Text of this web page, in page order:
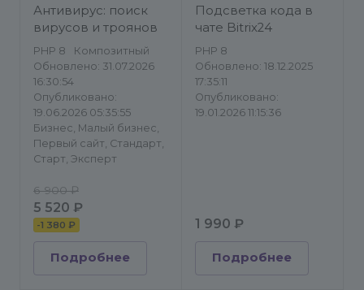
разработчиков/
Инструменты
Антивирус: поиск
вирусов и троянов
PHP 8
Композитный
Обновлено: 31.07.2026
16:30:54
Опубликовано:
19.06.2026 05:35:55
Бизнес, Малый бизнес,
Первый сайт, Стандарт,
Старт, Эксперт
6 900 ₽
5 520 ₽
-1 380 ₽
Подробнее
Инструменты
Подсветка кода в
чате Bitrix24
PHP 8
Обновлено: 18.12.2025
17:35:11
Опубликовано:
19.01.2026 11:15:36
1 990 ₽
Подробнее